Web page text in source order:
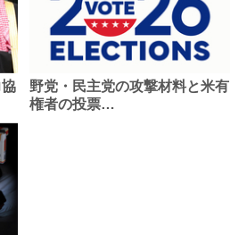
野党・民主党の攻撃材料と米有
権者の投票…